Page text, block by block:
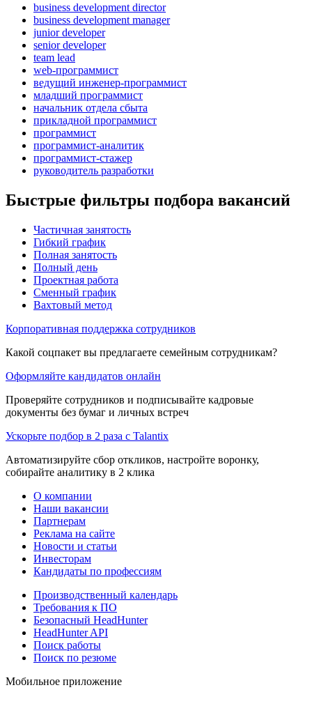
business development director
business development manager
junior developer
senior developer
team lead
web-программист
ведущий инженер-программист
младший программист
начальник отдела сбыта
прикладной программист
программист
программист-аналитик
программист-стажер
руководитель разработки
Быстрые фильтры подбора вакансий
Частичная занятость
Гибкий график
Полная занятость
Полный день
Проектная работа
Сменный график
Вахтовый метод
Корпоративная поддержка сотрудников
Какой соцпакет вы предлагаете семейным сотрудникам?
Оформляйте кандидатов онлайн
Проверяйте сотрудников и подписывайте кадровые
документы без бумаг и личных встреч
Ускорьте подбор в 2 раза с Talantix
Автоматизируйте сбор откликов, настройте воронку,
собирайте аналитику в 2 клика
О компании
Наши вакансии
Партнерам
Реклама на сайте
Новости и статьи
Инвесторам
Кандидаты по профессиям
Производственный календарь
Требования к ПО
Безопасный HeadHunter
HeadHunter API
Поиск работы
Поиск по резюме
Мобильное приложение